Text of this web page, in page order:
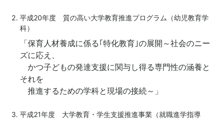
平成20年度 質の高い大学教育推進プログラム（幼児教育学
科）
「保育人材養成に係る｢特化教育｣の展開～社会のニー
ズに応え、
かつ子どもの発達支援に関与し得る専門性の涵養と
それを
推進するための学科と現場の接続～」
平成21年度 大学教育・学生支援推進事業（就職進学指導